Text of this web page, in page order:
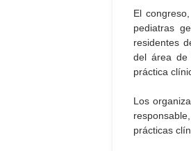
El
pediatras
residentes
del área de
práctica
Los
prácticas